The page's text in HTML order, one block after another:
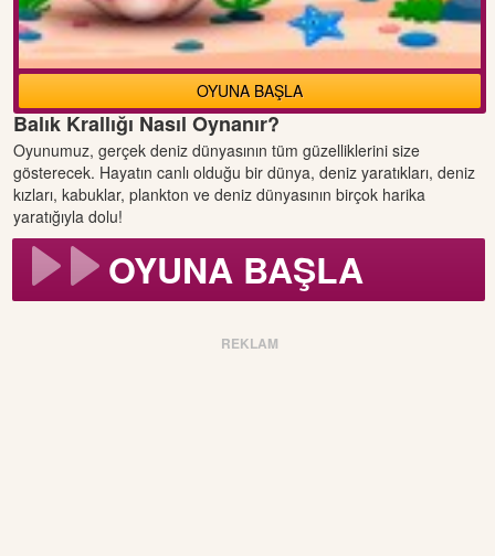
OYUNA BAŞLA
Balık Krallığı Nasıl Oynanır?
Oyunumuz, gerçek deniz dünyasının tüm güzelliklerini size
gösterecek. Hayatın canlı olduğu bir dünya, deniz yaratıkları, deniz
kızları, kabuklar, plankton ve deniz dünyasının birçok harika
yaratığıyla dolu!
OYUNA BAŞLA
REKLAM